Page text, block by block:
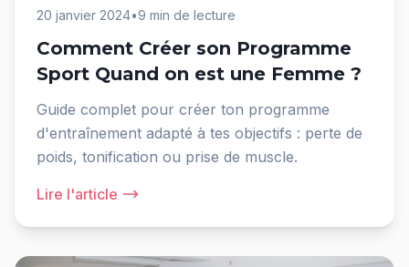
20 janvier 2024•9 min de lecture
Comment Créer son Programme
Sport Quand on est une Femme ?
Guide complet pour créer ton programme
d'entraînement adapté à tes objectifs : perte de
poids, tonification ou prise de muscle.
Lire l'article